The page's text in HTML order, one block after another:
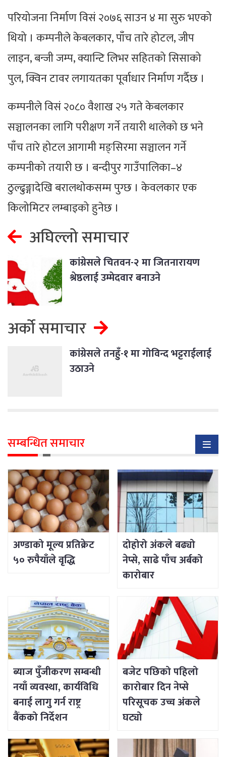
परियोजना निर्माण विसं २०७६ साउन ४ मा सुरु भएको
थियो । कम्पनीले केबलकार, पाँच तारे होटल, जीप
लाइन, बन्जी जम्प, क्यान्टि लिभर सहितको सिसाको
पुल, क्विन टावर लगायतका पूर्वाधार निर्माण गर्दैछ ।
कम्पनीले विसं २०८० वैशाख २५ गते केबलकार
सञ्चालनका लागि परीक्षण गर्ने तयारी थालेको छ भने
पाँच तारे होटल आगामी मङ्सिरमा सञ्चालन गर्ने
कम्पनीको तयारी छ । बन्दीपुर गाउँपालिका–४
ठुल्ढुङ्गादेखि बरालथोकसम्म पुग्छ । केवलकार एक
किलोमिटर लम्बाइको हुनेछ ।
अघिल्लो समाचार
कांग्रेसले चितवन-२ मा जितनारायण
श्रेष्ठलाई उम्मेदवार बनाउने
अर्को समाचार
कांग्रेसले तनहुँ-१ मा गोविन्द भट्टराईलाई
उठाउने
सम्बन्धित समाचार
अण्डाको मूल्य प्रतिक्रेट
५० रुपैयाँले वृद्धि
दोहोरो अंकले बढ्यो
नेप्से, साढे पाँच अर्बको
कारोबार
ब्याज पुँजीकरण सम्बन्धी
नयाँ व्यवस्था, कार्यविधि
बनाई लागु गर्न राष्ट्र
बैंकको निर्देशन
बजेट पछिको पहिलो
कारोबार दिन नेप्से
परिसूचक उच्च अंकले
घट्यो